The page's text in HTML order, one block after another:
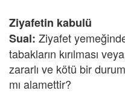
Ziyafetin kabulü
Sual: Ziyafet
tabakların kırılması
zararlı ve kötü bir
mı alamettir?